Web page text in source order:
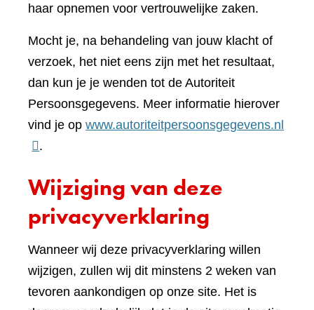
haar opnemen voor vertrouwelijke zaken.
Mocht je, na behandeling van jouw klacht of
verzoek, het niet eens zijn met het resultaat,
dan kun je je wenden tot de Autoriteit
Persoonsgegevens. Meer informatie hierover
vind je op www.autoriteitpersoonsgegevens.nl
.
Wijziging van deze
privacyverklaring
Wanneer wij deze privacyverklaring willen
wijzigen, zullen wij dit minstens 2 weken van
tevoren aankondigen op onze site. Het is